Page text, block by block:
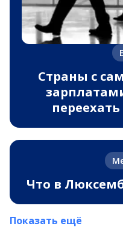
Страны с
Что в
Показать ещё